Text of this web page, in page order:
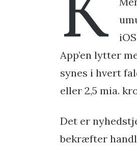
App’en lytter
synes i hvert
eller 2,5 mia.
Det er
bekræfter